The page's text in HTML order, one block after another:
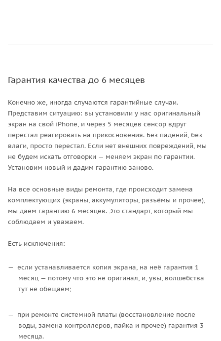
Гарантия качества до 6 месяцев
Конечно же, иногда случаются гарантийные случаи.
Представим ситуацию: вы установили у нас оригинальный
экран на свой iPhone, и через 5 месяцев сенсор вдруг
перестал реагировать на прикосновения. Без падений, без
влаги, просто перестал. Если нет внешних повреждений, мы
не будем искать отговорки — меняем экран по гарантии.
Установим новый и дадим гарантию заново.
На все основные виды ремонта, где происходит замена
комплектующих (экраны, аккумуляторы, разъёмы и прочее),
мы даём гарантию 6 месяцев. Это стандарт, который мы
соблюдаем и уважаем.
Есть исключения:
если устанавливается копия экрана, на неё гарантия 1
месяц — потому что это не оригинал, и, увы, волшебства
тут не обещаем;
при ремонте системной платы (восстановление после
воды, замена контроллеров, пайка и прочее) гарантия 3
месяца.